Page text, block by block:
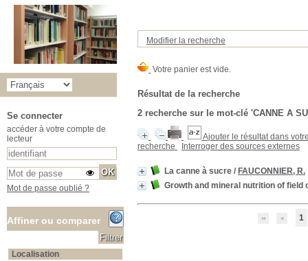
Modifier la recherche
Résultat de la recherche
2 recherche sur le mot-clé 'CANNE A
Ajouter le résultat dans
recherche
Interroger des sources externes
La canne à sucre / FAUCONNIER, R.
Growth and mineral nutrition of field
1
Se connecter
accéder à votre compte de
lecteur
Mot de passe oublié ?
Affiner ou comparer
Localisation